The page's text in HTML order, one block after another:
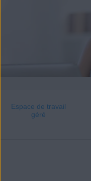
Espace de travail
géré